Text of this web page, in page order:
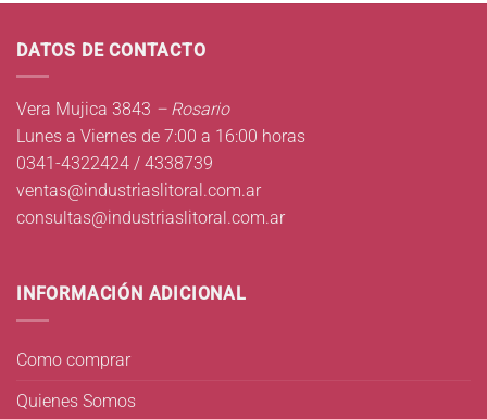
DATOS DE CONTACTO
Vera Mujica 3843 – Rosario
Lunes a Viernes de 7:00 a 16:00 horas
0341-4322424 / 4338739
ventas@industriaslitoral.com.ar
consultas@industriaslitoral.com.ar
INFORMACIÓN ADICIONAL
Como comprar
Quienes Somos